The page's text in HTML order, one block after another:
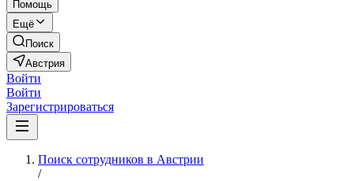
Помощь
Ещё
Поиск
Австрия
Войти
Войти
Зарегистрироваться
Поиск сотрудников в Австрии
/